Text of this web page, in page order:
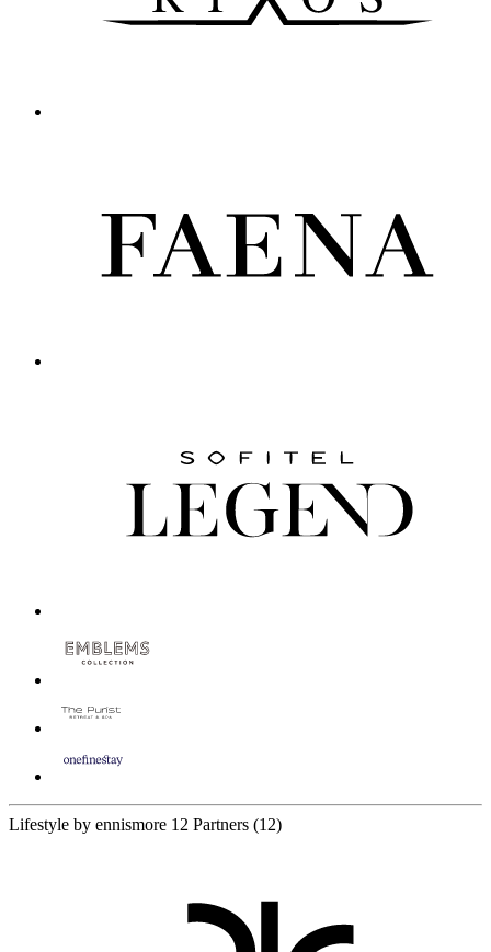
Lifestyle by ennismore 12 Partners (12)